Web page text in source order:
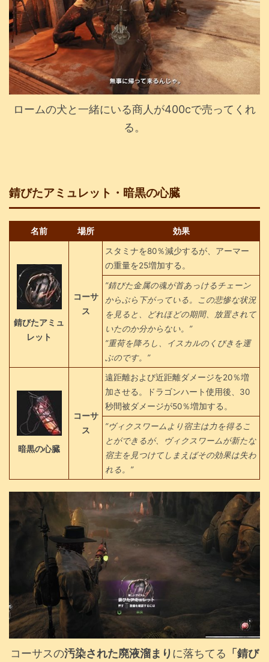
ロームの犬と一緒にいる商人が400cで売ってくれ
る。
錆びたアミュレット・暗黒の心臓
名前 場所 効果
錆びたアミュ
レット
コーサ
ス
スタミナを80％減少するが、アーマー
の重量を25増加する。
”錆びた金属の魂が首あっけるチェーン
からぶら下がっている。この悲惨な状況
を見ると、どれほどの期間、放置されて
いたのか分からない。”
”重荷を降ろし、イスカルのくびきを運
ぶのです。”
暗黒の心臓
コーサ
ス
遠距離および近距離ダメージを20％増
加させる。ドラゴンハート使用後、30
秒間被ダメージが50％増加する。
”ヴィクスワームより宿主は力を得るこ
とができるが、ヴィクスワームが新たな
宿主を見つけてしまえばその効果は失わ
れる。”
コーサスの汚染された廃液溜まりに落ちてる 「錆び